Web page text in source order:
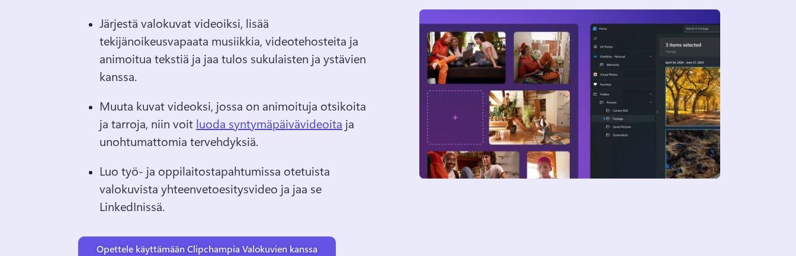
Järjestä valokuvat videoiksi, lisää
tekijänoikeusvapaata musiikkia, videotehosteita ja
animoitua tekstiä ja jaa tulos sukulaisten ja ystävien
kanssa.
Muuta kuvat videoksi, jossa on animoituja otsikoita
ja tarroja, niin voit luoda syntymäpäivävideoita ja
unohtumattomia tervehdyksiä.
Luo työ- ja oppilaitostapahtumissa otetuista
valokuvista yhteenvetoesitysvideo ja jaa se
LinkedInissä.
Opettele käyttämään Clipchampia Valokuvien kanssa